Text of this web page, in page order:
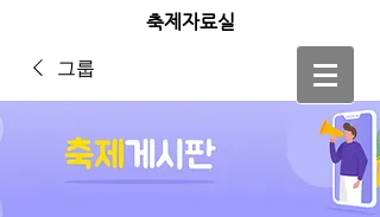
​축제자료실
그룹